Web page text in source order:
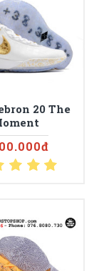
20 The